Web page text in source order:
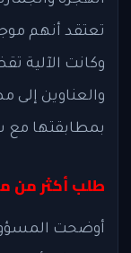
تعتقد أنهم
والعناوين إلى
بمطابقتها مع
طلب أكثر من
أوضحت